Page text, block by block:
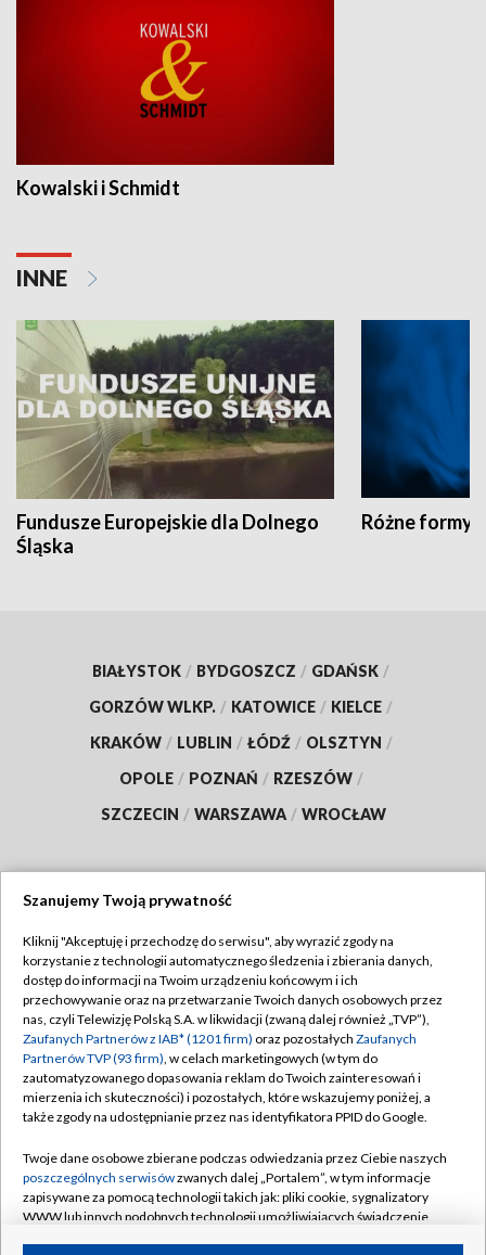
Kowalski i Schmidt
INNE
Fundusze Europejskie dla Dolnego
Śląska
Różne formy
BIAŁYSTOK / BYDGOSZCZ / GDAŃSK /
GORZÓW WLKP. / KATOWICE / KIELCE /
KRAKÓW / LUBLIN / ŁÓDŹ / OLSZTYN /
OPOLE / POZNAŃ / RZESZÓW /
SZCZECIN / WARSZAWA / WROCŁAW
TVP
Abonament TVP
Emisja w TVP
Centrum informacji TVP
Naziemna Telewizja Cyfrowa
Rada Programowa
System NOS
Informacje o nadawcy
Regulamin TVP
Polityka prywatności
Moje zgody
Pomoc
Kontakt
Kanały
Szanujemy Twoją prywatność
Kliknij "Akceptuję i przechodzę do serwisu", aby wyrazić zgody na
korzystanie z technologii automatycznego śledzenia i zbierania danych,
dostęp do informacji na Twoim urządzeniu końcowym i ich
przechowywanie oraz na przetwarzanie Twoich danych osobowych przez
nas, czyli Telewizję Polską S.A. w likwidacji (zwaną dalej również „TVP”),
Zaufanych Partnerów z IAB* (1201 firm) oraz pozostałych Zaufanych
Partnerów TVP (93 firm), w celach marketingowych (w tym do
zautomatyzowanego dopasowania reklam do Twoich zainteresowań i
mierzenia ich skuteczności) i pozostałych, które wskazujemy poniżej, a
także zgody na udostępnianie przez nas identyfikatora PPID do Google.
Twoje dane osobowe zbierane podczas odwiedzania przez Ciebie naszych
poszczególnych serwisówzwanych dalej „Portalem”, w tym informacje
zapisywane za pomocą technologii takich jak: pliki cookie, sygnalizatory
WWW lub innych podobnych technologii umożliwiających świadczenie